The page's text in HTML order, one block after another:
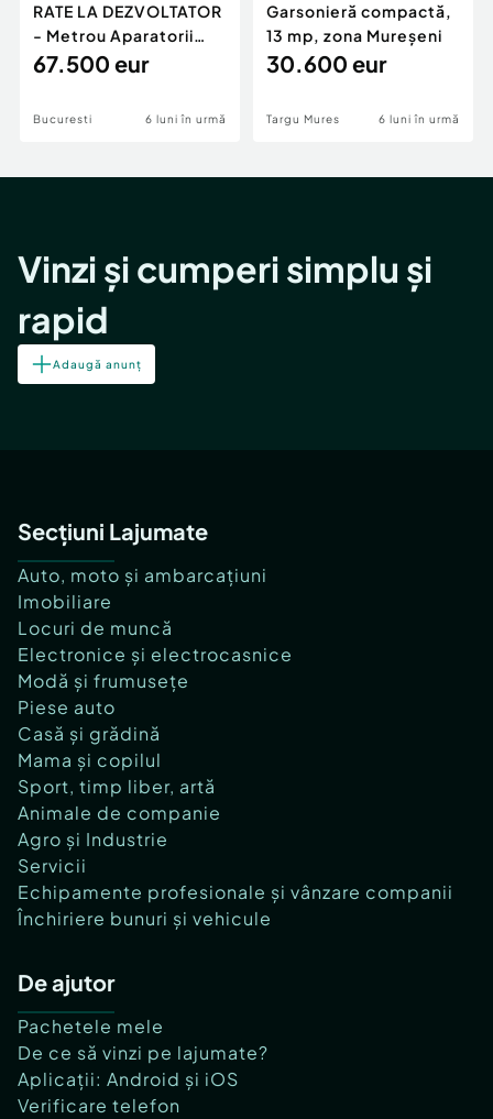
RATE LA DEZVOLTATOR
- Metrou Aparatorii
Patriei -
67.500 eur
Bucuresti 6 luni în urmă
Garsonieră compactă,
13 mp, zona Mureșeni
30.600 eur
Targu Mures 6 luni în urmă
Vinzi și cumperi simplu și
rapid
Adaugă anunț
Secțiuni Lajumate
Auto, moto și ambarcațiuni
Imobiliare
Locuri de muncă
Electronice și electrocasnice
Modă și frumusețe
Piese auto
Casă și grădină
Mama și copilul
Sport, timp liber, artă
Animale de companie
Agro și Industrie
Servicii
Echipamente profesionale și vânzare companii
Închiriere bunuri și vehicule
De ajutor
Pachetele mele
De ce să vinzi pe lajumate?
Aplicații: Android și iOS
Verificare telefon